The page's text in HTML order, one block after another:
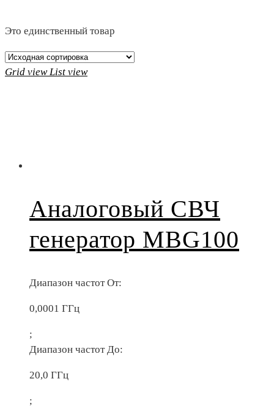
Это единственный товар
Grid view List view
Аналоговый СВЧ
генератор MBG100
Диапазон частот От:
0,0001 ГГц
;
Диапазон частот До:
20,0 ГГц
;